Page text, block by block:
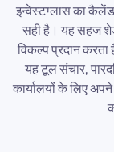
इन्वेस्टग्लास का
सही है। यह सहज
विकल्प प्रदान
यह टूल संचार,
कार्यालयों के लिए